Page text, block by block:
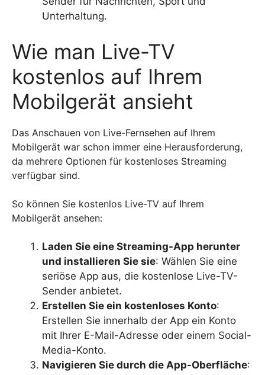
Unterhaltung.
Wie man Live-TV
kostenlos auf Ihrem
Mobilgerät ansieht
Das Anschauen von Live-Fernsehen auf Ihrem
Mobilgerät war schon immer eine Herausforderung,
da mehrere Optionen für kostenloses Streaming
verfügbar sind.
So können Sie kostenlos Live-TV auf Ihrem
Mobilgerät ansehen:
Laden Sie eine Streaming-App herunter
und installieren Sie sie: Wählen Sie eine
seriöse App aus, die kostenlose Live-TV-
Sender anbietet.
Erstellen Sie ein kostenloses Konto:
Erstellen Sie innerhalb der App ein Konto
mit Ihrer E-Mail-Adresse oder einem Social-
Media-Konto.
Navigieren Sie durch die App-Oberfläche: